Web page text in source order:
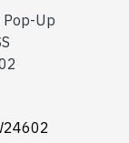
Pop-Up